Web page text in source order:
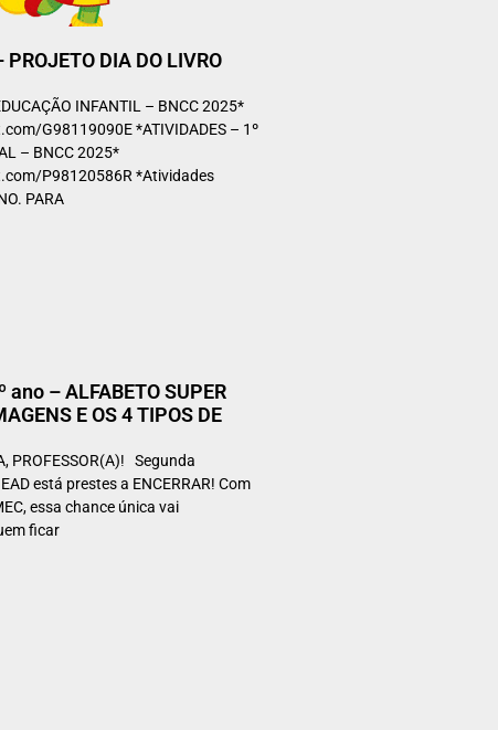
PROJETO DIA DO LIVRO
INFANTIL – BNCC 2025*
G98119090E *ATIVIDADES – 1º
– BNCC 2025*
P98120586R *Atividades
PARA
ano – ALFABETO SUPER
E OS 4 TIPOS DE
PROFESSOR(A)! Segunda
está prestes a ENCERRAR! Com
essa chance única vai
ficar